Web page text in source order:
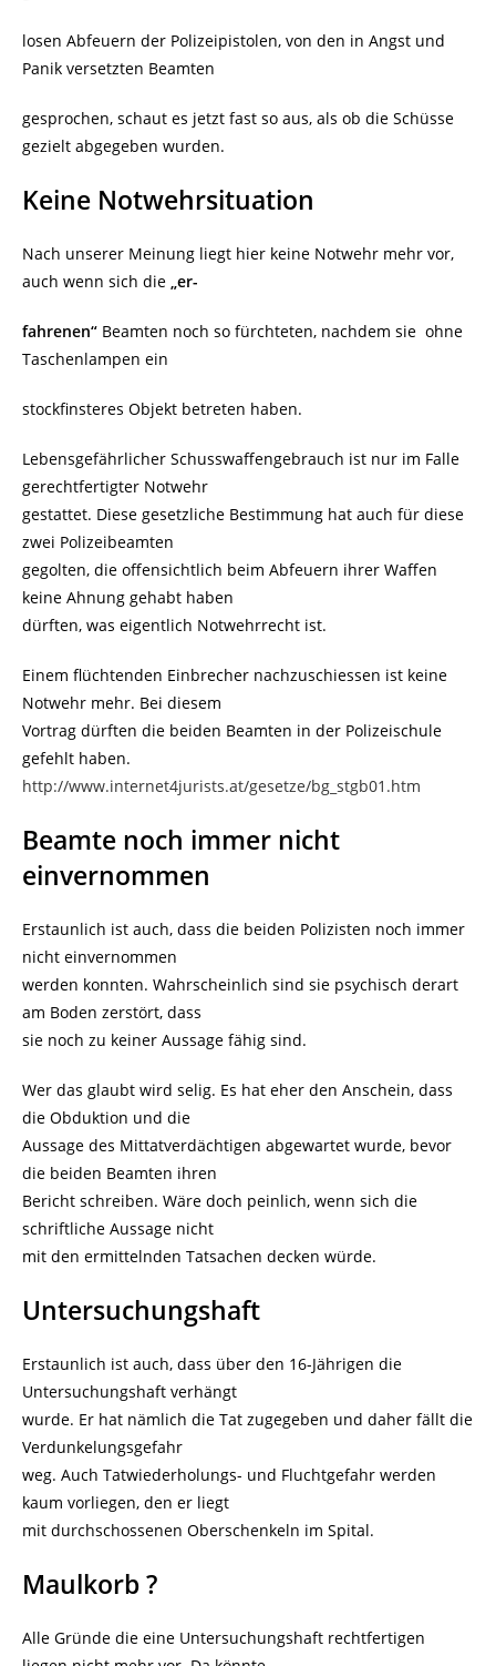
losen Abfeuern der Polizeipistolen, von den in Angst und
Panik versetzten Beamten
gesprochen, schaut es jetzt fast so aus, als ob die Schüsse
gezielt abgegeben wurden.
Keine Notwehrsituation
Nach unserer Meinung liegt hier keine Notwehr mehr vor,
auch wenn sich die „er-
fahrenen“ Beamten noch so fürchteten, nachdem sie ohne
Taschenlampen ein
stockfinsteres Objekt betreten haben.
Lebensgefährlicher Schusswaffengebrauch ist nur im Falle
gerechtfertigter Notwehr
gestattet. Diese gesetzliche Bestimmung hat auch für diese
zwei Polizeibeamten
gegolten, die offensichtlich beim Abfeuern ihrer Waffen
keine Ahnung gehabt haben
dürften, was eigentlich Notwehrrecht ist.
Einem flüchtenden Einbrecher nachzuschiessen ist keine
Notwehr mehr. Bei diesem
Vortrag dürften die beiden Beamten in der Polizeischule
gefehlt haben.
http://www.internet4jurists.at/gesetze/bg_stgb01.htm
Beamte noch immer nicht
einvernommen
Erstaunlich ist auch, dass die beiden Polizisten noch immer
nicht einvernommen
werden konnten. Wahrscheinlich sind sie psychisch derart
am Boden zerstört, dass
sie noch zu keiner Aussage fähig sind.
Wer das glaubt wird selig. Es hat eher den Anschein, dass
die Obduktion und die
Aussage des Mittatverdächtigen abgewartet wurde, bevor
die beiden Beamten ihren
Bericht schreiben. Wäre doch peinlich, wenn sich die
schriftliche Aussage nicht
mit den ermittelnden Tatsachen decken würde.
Untersuchungshaft
Erstaunlich ist auch, dass über den 16-Jährigen die
Untersuchungshaft verhängt
wurde. Er hat nämlich die Tat zugegeben und daher fällt die
Verdunkelungsgefahr
weg. Auch Tatwiederholungs- und Fluchtgefahr werden
kaum vorliegen, den er liegt
mit durchschossenen Oberschenkeln im Spital.
Maulkorb ?
Alle Gründe die eine Untersuchungshaft rechtfertigen